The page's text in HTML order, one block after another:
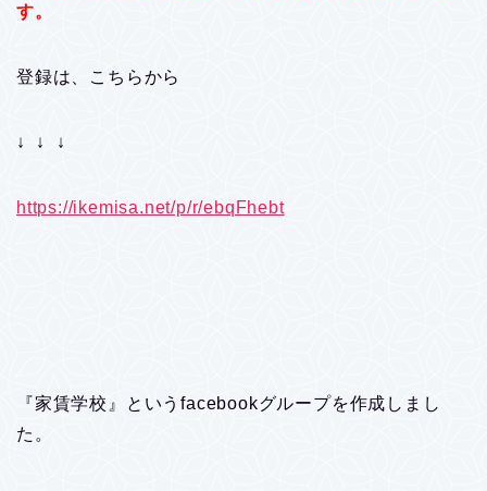
す。
登録は、こちらから
↓ ↓ ↓
https://ikemisa.net/p/r/ebqFhebt
『家賃学校』というfacebookグループを作成しまし
た。